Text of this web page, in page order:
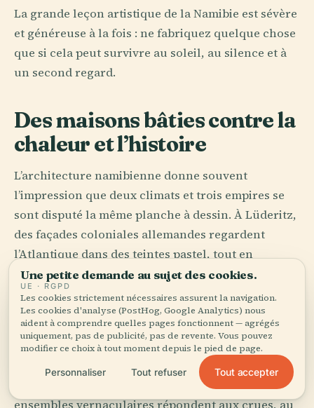
La grande leçon artistique de la Namibie est sévère
et généreuse à la fois : ne fabriquez quelque chose
que si cela peut survivre au soleil, au silence et à
un second regard.
Des maisons bâties contre la
chaleur et l’histoire
L’architecture namibienne donne souvent
l’impression que deux climats et trois empires se
sont disputé la même planche à dessin. À Lüderitz,
des façades coloniales allemandes regardent
l’Atlantique dans des teintes pastel, tout en
pignons, ornements et ambition européenne raide,
tandis que le vent dehors se comporte comme un
pirate. À Swakopmund, le Jugendstil et le
brouillard marin entretiennent une liaison si
improbable qu’elle finit par convaincre.
Puis le pays change de registre. Dans le nord, les
ensembles vernaculaires répondent aux crues, au
Une petite demande au sujet des cookies.
UE · RGPD
Les cookies strictement nécessaires assurent la navigation.
Les cookies d'analyse (PostHog, Google Analytics) nous
aident à comprendre quelles pages fonctionnent — agrégés
uniquement, pas de publicité, pas de revente. Vous pouvez
modifier ce choix à tout moment depuis le pied de page.
Personnaliser Tout refuser Tout accepter